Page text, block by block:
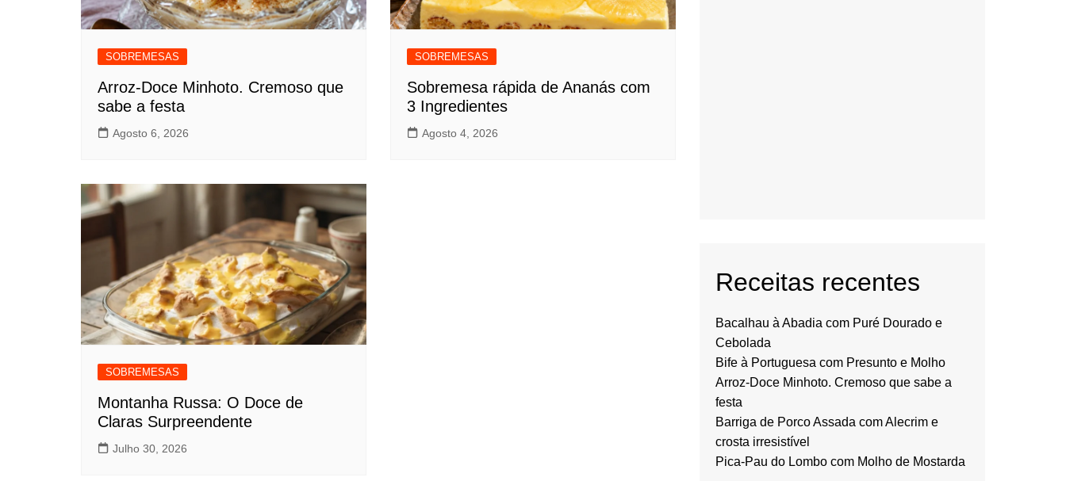
SOBREMESAS
Arroz-Doce Minhoto. Cremoso que
sabe a festa
Agosto 6, 2026
SOBREMESAS
Sobremesa rápida de Ananás com
3 Ingredientes
Agosto 4, 2026
SOBREMESAS
Montanha Russa: O Doce de
Claras Surpreendente
Julho 30, 2026
Receitas recentes
Bacalhau à Abadia com Puré Dourado e
Cebolada
Bife à Portuguesa com Presunto e Molho
Arroz-Doce Minhoto. Cremoso que sabe a
festa
Barriga de Porco Assada com Alecrim e
crosta irresistível
Pica-Pau do Lombo com Molho de Mostarda